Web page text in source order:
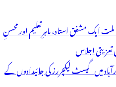
ملت ایک مشفق استاد، ماہرِتعلیم اور محسنِ
تعزیتی اجلاس
میں گیسٹ لیکچررز کی جائیدادوں کے